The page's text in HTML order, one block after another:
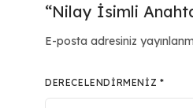
“Nilay İsimli
E-posta adresiniz
DERECELENDIRMENIZ *